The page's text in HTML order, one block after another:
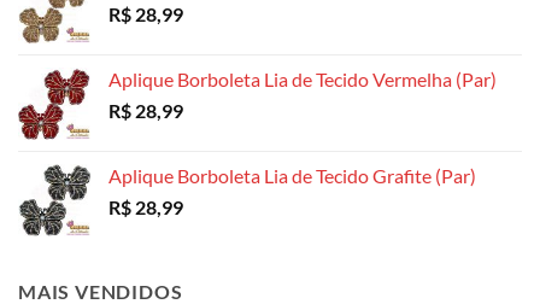
R$ 28,99
Aplique Borboleta Lia de Tecido Vermelha (Par)
R$ 28,99
Aplique Borboleta Lia de Tecido Grafite (Par)
R$ 28,99
MAIS VENDIDOS